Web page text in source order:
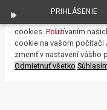
S cieľom uľahčiť
cookies. Používaním
cookie na vašom počítači
zmeniť v nastavení vášho
Odmietnuť všetko
PRIHLÁSENIE
0 ks